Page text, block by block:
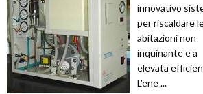
innovativo
per riscaldare
abitazioni non
inquinante e a
elevata
L'ene ...